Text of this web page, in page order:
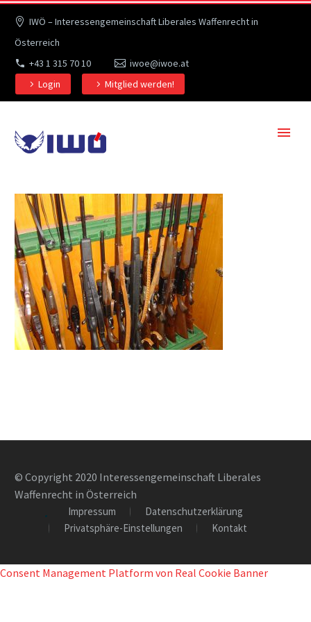
IWÖ – Interessengemeinschaft Liberales Waffenrecht in
Österreich
+43 1 315 70 10
iwoe@iwoe.at
Login
Mitglied werden!
© Copyright 2020 Interessengemeinschaft Liberales
Waffenrecht in Österreich
Impressum
Datenschutzerklärung
Privatsphäre-Einstellungen
Kontakt
Consent Management Platform von Real Cookie Banner